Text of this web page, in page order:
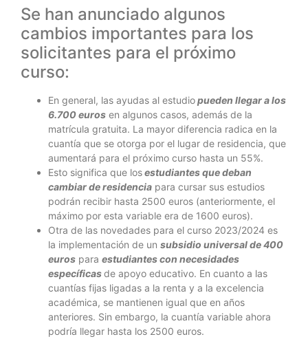
Se han anunciado algunos
cambios importantes para los
solicitantes para el próximo
curso:
En general, las ayudas al estudiopueden llegar a los
6.700 euros en algunos casos, además de la
matrícula gratuita. La mayor diferencia radica en la
cuantía que se otorga por el lugar de residencia, que
aumentará para el próximo curso hasta un 55%.
Esto significa que losestudiantes que deban
cambiar de residencia para cursar sus estudios
podrán recibir hasta 2500 euros (anteriormente, el
máximo por esta variable era de 1600 euros).
Otra de las novedades para el curso 2023/2024 es
la implementación de un subsidio universal de 400
euros para estudiantes con necesidades
específicasde apoyo educativo. En cuanto a las
cuantías fijas ligadas a la renta y a la excelencia
académica, se mantienen igual que en años
anteriores. Sin embargo, la cuantía variable ahora
podría llegar hasta los 2500 euros.